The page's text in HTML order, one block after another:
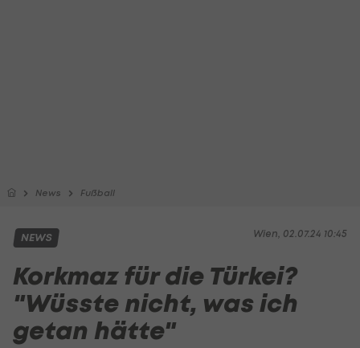
News Fußball
Wien, 02.07.24 10:45
NEWS
Korkmaz für die Türkei?
"Wüsste nicht, was ich
getan hätte"